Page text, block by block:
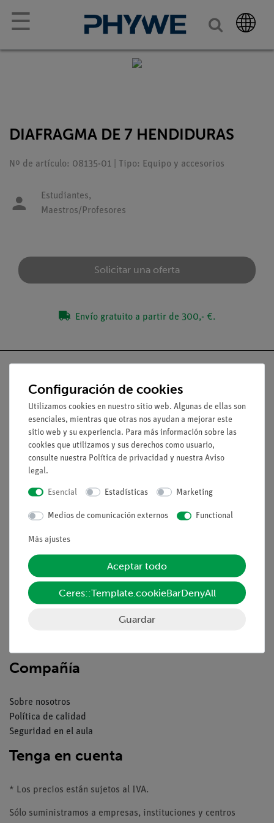
☰
DIAFRAGMA DE 7 HENDIDURAS
Nº de artículo: 08135-01 | Tipo: Equipo y accesorios
Estudiantes,
Maestros/Profesores
Solicitar una oferta
Envío gratuito a partir de 300,- €.
Nach oben
Aviso lega
Condiciones comerciales generales
Declaración de privacidad
Servicio
Resumen del servicio
Descargas
Compañía
Sobre nosotros
Política de calidad
Seguridad en el aula
Tenga en cuenta
* Los precios están sujetos al IVA.
Sólo suministramos a empresas, instituciones y centros
Configuración de cookies
Utilizamos cookies en nuestro sitio web. Algunas de ellas son
esenciales, mientras que otras nos ayudan a mejorar este
sitio web y su experiencia. Para más información sobre las
cookies que utilizamos y sus derechos como usuario,
consulte nuestra Política de privacidad y nuestra Aviso
legal.
Esencial Estadísticas Marketing
Medios de comunicación externos Functional
Más ajustes
Aceptar todo
Ceres::Template.cookieBarDenyAll
Guardar